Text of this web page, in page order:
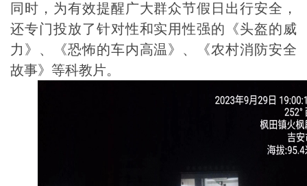
同时，为有效提醒广大群众节假日出行安全，
还专门投放了针对性和实用性强的《头盔的威
力》、《恐怖的车内高温》、《农村消防安全
故事》等科教片。